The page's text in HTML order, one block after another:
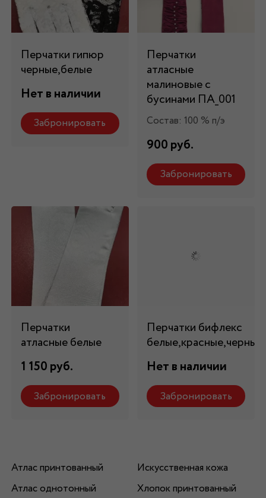
Перчатки гипюр
черные,белые
Нет в наличии
Забронировать
Перчатки
атласные
малиновые с
бусинами ПА_001
Состав: 100 % п/э
900 руб.
Забронировать
Перчатки
атласные белые
1 150 руб.
Забронировать
Перчатки бифлекс
белые,красные,черные
Нет в наличии
Забронировать
Атлас принтованный
Атлас однотонный
Искусственная кожа
Хлопок принтованный